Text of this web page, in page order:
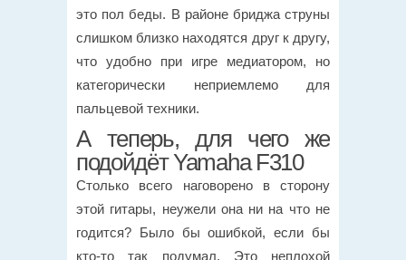
это пол беды. В районе бриджа струны
слишком близко находятся друг к другу,
что удобно при игре медиатором, но
категорически неприемлемо для
пальцевой техники.
А теперь, для чего же
подойдёт Yamaha F310
Столько всего наговорено в сторону
этой гитары, неужели она ни на что не
годится? Было бы ошибкой, если бы
кто-то так подумал. Это неплохой